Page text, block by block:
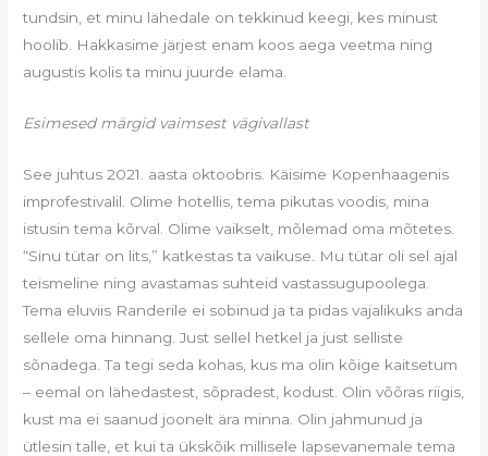
tundsin, et minu lähedale on tekkinud keegi, kes minust
hoolib. Hakkasime järjest enam koos aega veetma ning
augustis kolis ta minu juurde elama.
Esimesed märgid vaimsest vägivallast
See juhtus 2021. aasta oktoobris. Käisime Kopenhaagenis
improfestivalil. Olime hotellis, tema pikutas voodis, mina
istusin tema kõrval. Olime vaikselt, mõlemad oma mõtetes.
“Sinu tütar on lits,” katkestas ta vaikuse. Mu tütar oli sel ajal
teismeline ning avastamas suhteid vastassugupoolega.
Tema eluviis Randerile ei sobinud ja ta pidas vajalikuks anda
sellele oma hinnang. Just sellel hetkel ja just selliste
sõnadega. Ta tegi seda kohas, kus ma olin kõige kaitsetum
– eemal on lähedastest, sõpradest, kodust. Olin võõras riigis,
kust ma ei saanud joonelt ära minna. Olin jahmunud ja
ütlesin talle, et kui ta ükskõik millisele lapsevanemale tema